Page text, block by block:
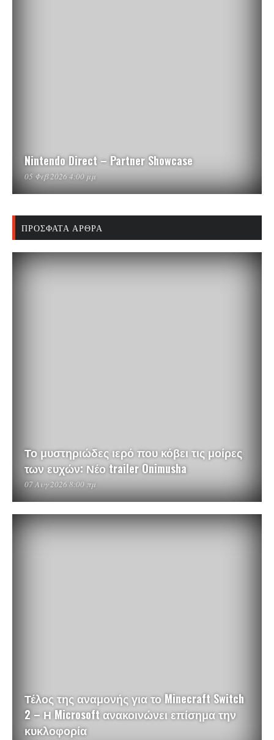
Nintendo Direct – Partner Showcase
05 Φεβ 2026 4:00 μμ
ΠΡΌΣΦΑΤΑ ΆΡΘΡΑ
Το μυστηριώδες ιερό που κόβει τις μοίρες
των ευχών: Νέο trailer Onimusha
07 Αυγ 2026 8:00 πμ
Τέλος της αναμονής για το Minecraft Switch
2 – Η Microsoft ανακοινώνει επίσημα την
κυκλοφορία